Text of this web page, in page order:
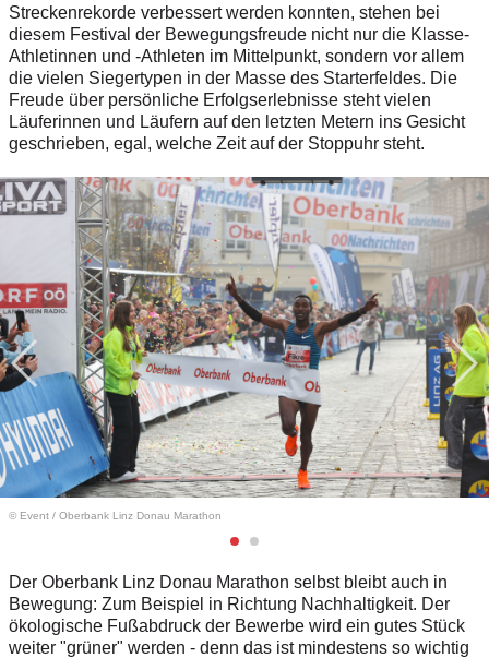
Streckenrekorde verbessert werden konnten, stehen bei
diesem Festival der Bewegungsfreude nicht nur die Klasse-
Athletinnen und -Athleten im Mittelpunkt, sondern vor allem
die vielen Siegertypen in der Masse des Starterfeldes. Die
Freude über persönliche Erfolgserlebnisse steht vielen
Läuferinnen und Läufern auf den letzten Metern ins Gesicht
geschrieben, egal, welche Zeit auf der Stoppuhr steht.
© Event / Oberbank Linz Donau Marathon
Der Oberbank Linz Donau Marathon selbst bleibt auch in
Bewegung: Zum Beispiel in Richtung Nachhaltigkeit. Der
ökologische Fußabdruck der Bewerbe wird ein gutes Stück
weiter "grüner" werden - denn das ist mindestens so wichtig